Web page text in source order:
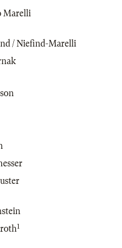
Marelli
/ Niefind-Marelli
1